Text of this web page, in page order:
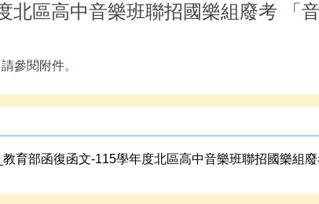
北區高中音樂班聯招國樂組廢考 「
參閱附件。
育部函復函文-115學年度北區高中音樂班聯招國樂組